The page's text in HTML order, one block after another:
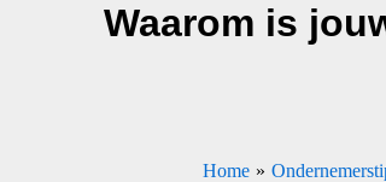
Waarom is
Home